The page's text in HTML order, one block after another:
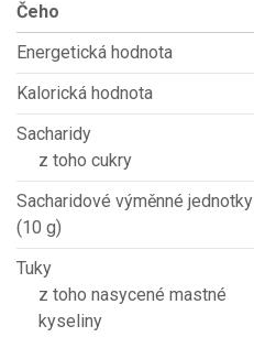
Čeho
Energetická hodnota
Kalorická hodnota
Sacharidy
z toho cukry
Sacharidové výměnné jednotky
(10 g)
Tuky
z toho nasycené mastné
kyseliny